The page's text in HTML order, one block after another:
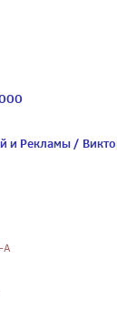
и Рекламы /
А